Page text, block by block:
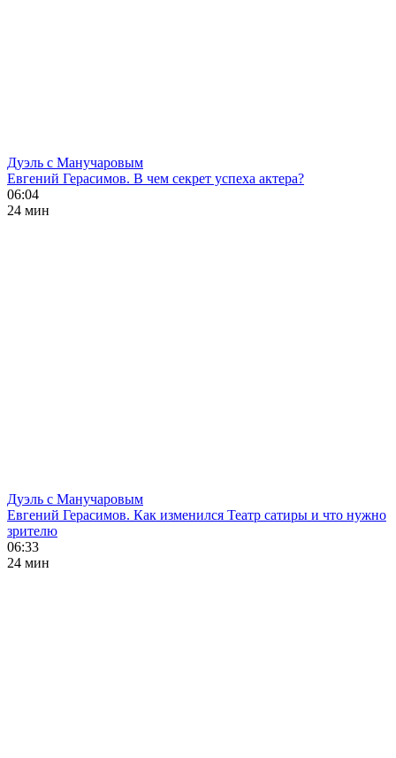
Дуэль с Манучаровым
Евгений Герасимов. В чем секрет успеха актера?
06:04
24 мин
Дуэль с Манучаровым
Евгений Герасимов. Как изменился Театр сатиры и что нужно
зрителю
06:33
24 мин